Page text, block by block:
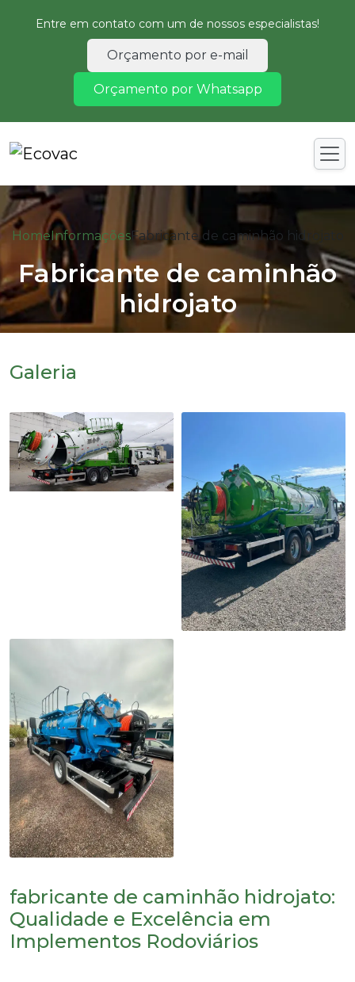
Entre em contato com um de nossos especialistas!
Orçamento por e-mail
Orçamento por Whatsapp
HomeInformaçõesFabricante de caminhão hidrojato
Fabricante de caminhão
hidrojato
Galeria
fabricante de caminhão hidrojato:
Qualidade e Excelência em
Implementos Rodoviários